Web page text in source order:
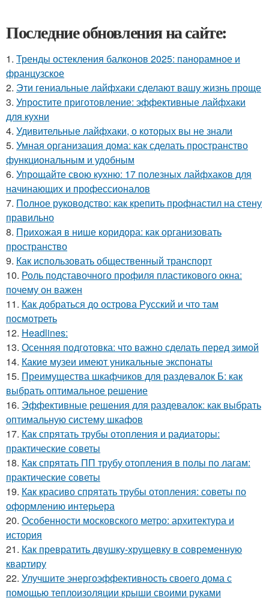
Последние обновления на сайте:
1. Тренды остекления балконов 2025: панорамное и
французское
2. Эти гениальные лайфхаки сделают вашу жизнь проще
3. Упростите приготовление: эффективные лайфхаки
для кухни
4. Удивительные лайфхаки, о которых вы не знали
5. Умная организация дома: как сделать пространство
функциональным и удобным
6. Упрощайте свою кухню: 17 полезных лайфхаков для
начинающих и профессионалов
7. Полное руководство: как крепить профнастил на стену
правильно
8. Прихожая в нише коридора: как организовать
пространство
9. Как использовать общественный транспорт
10. Роль подставочного профиля пластикового окна:
почему он важен
11. Как добраться до острова Русский и что там
посмотреть
12. Headlines:
13. Осенняя подготовка: что важно сделать перед зимой
14. Какие музеи имеют уникальные экспонаты
15. Преимущества шкафчиков для раздевалок Б: как
выбрать оптимальное решение
16. Эффективные решения для раздевалок: как выбрать
оптимальную систему шкафов
17. Как спрятать трубы отопления и радиаторы:
практические советы
18. Как спрятать ПП трубу отопления в полы по лагам:
практические советы
19. Как красиво спрятать трубы отопления: советы по
оформлению интерьера
20. Особенности московского метро: архитектура и
история
21. Как превратить двушку-хрущевку в современную
квартиру
22. Улучшите энергоэффективность своего дома с
помощью теплоизоляции крыши своими руками